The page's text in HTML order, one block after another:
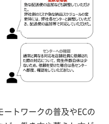
トワークの普及やECの